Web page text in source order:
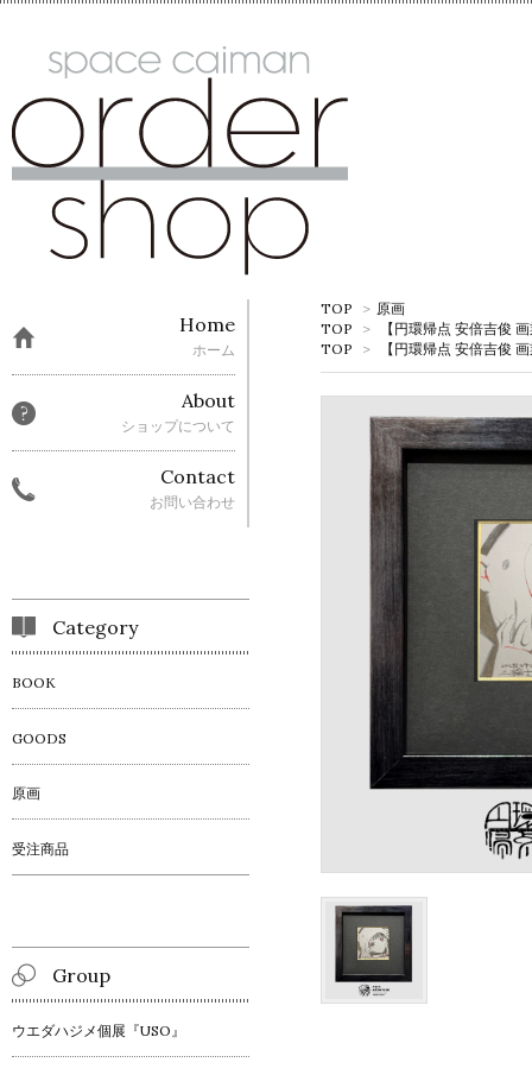
TOP > 原画
TOP
>
【円環帰点 安倍吉俊
TOP
> 【円環帰点 安倍吉俊
Home
ホーム
About
ショップについて
Contact
お問い合わせ
Category
BOOK
GOODS
原画
受注商品
Group
ウエダハジメ個展『USO』